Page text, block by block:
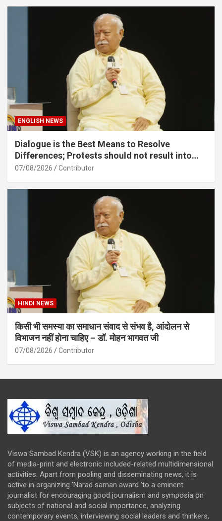
ENGLISH NEWS
Dialogue is the Best Means to Resolve
Differences; Protests should not result into
division – Sarsanghchalak Dr. Mohan
07/08/2026 Contributor
HINDI NEWS
किसी भी समस्या का समाधान संवाद से संभव है, आंदोलन से
विभाजन नहीं होना चाहिए – डॉ. मोहन भागवत जी
07/08/2026 Contributor
Viswa Sambad Kendra (VSK) is an agency working in the field
of media-print and electronic included-related multidimensional
activities. Apart from pooling and disseminating news, it is
active in organizing ‘Narad saman award ’to a eminent
journalist for encouraging good journalism and symposia on
subjects of national and social importance, analyzing
contemporary events, interviewing social leaders and thinkers,